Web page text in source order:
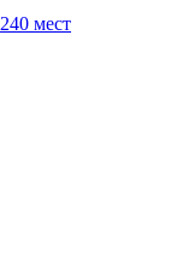
240 мест